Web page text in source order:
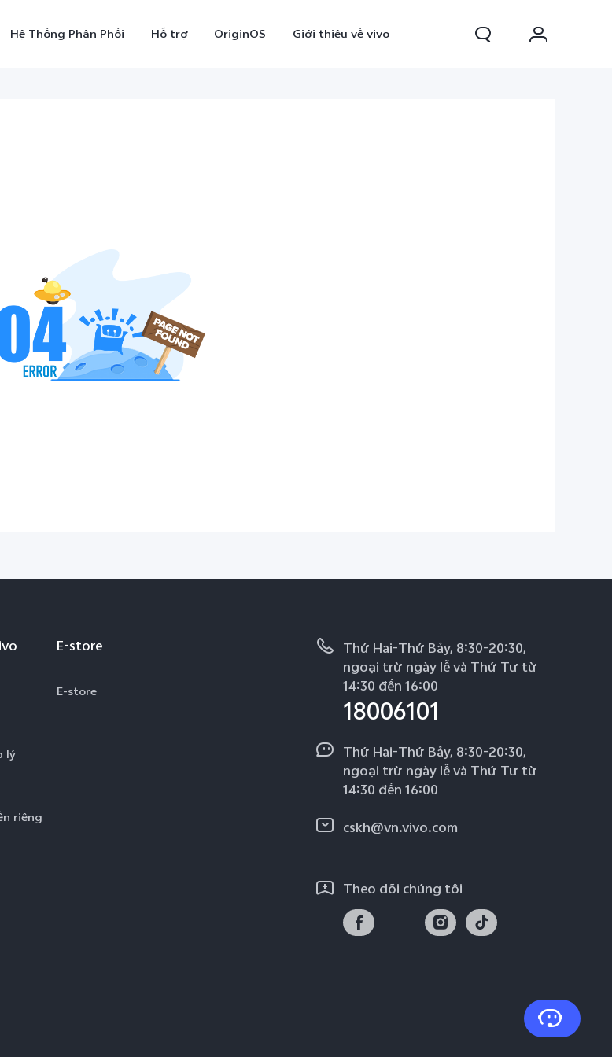
Hệ Thống Phân Phối Hỗ trợ OriginOS Giới thiệu về vivo
V70
lý
riêng
E-store
E-store
Thứ Hai-Thứ Bảy, 8:30-20:30,
ngoại trừ ngày lễ và Thứ Tư từ
14:30 đến 16:00
18006101
Thứ Hai-Thứ Bảy, 8:30-20:30,
ngoại trừ ngày lễ và Thứ Tư từ
14:30 đến 16:00
cskh@vn.vivo.com
Theo dõi chúng tôi